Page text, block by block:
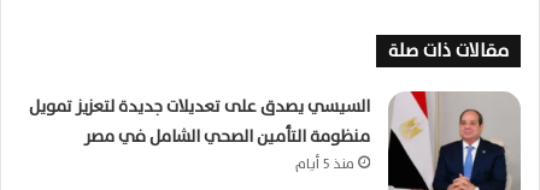
مقالات ذات صلة
السيسي يصدق على تعديلات جديدة لتعزيز تمويل
منظومة التأمين الصحي الشامل في مصر
منذ 5 أيام